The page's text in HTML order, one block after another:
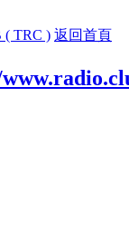
( TRC ) 返回首頁